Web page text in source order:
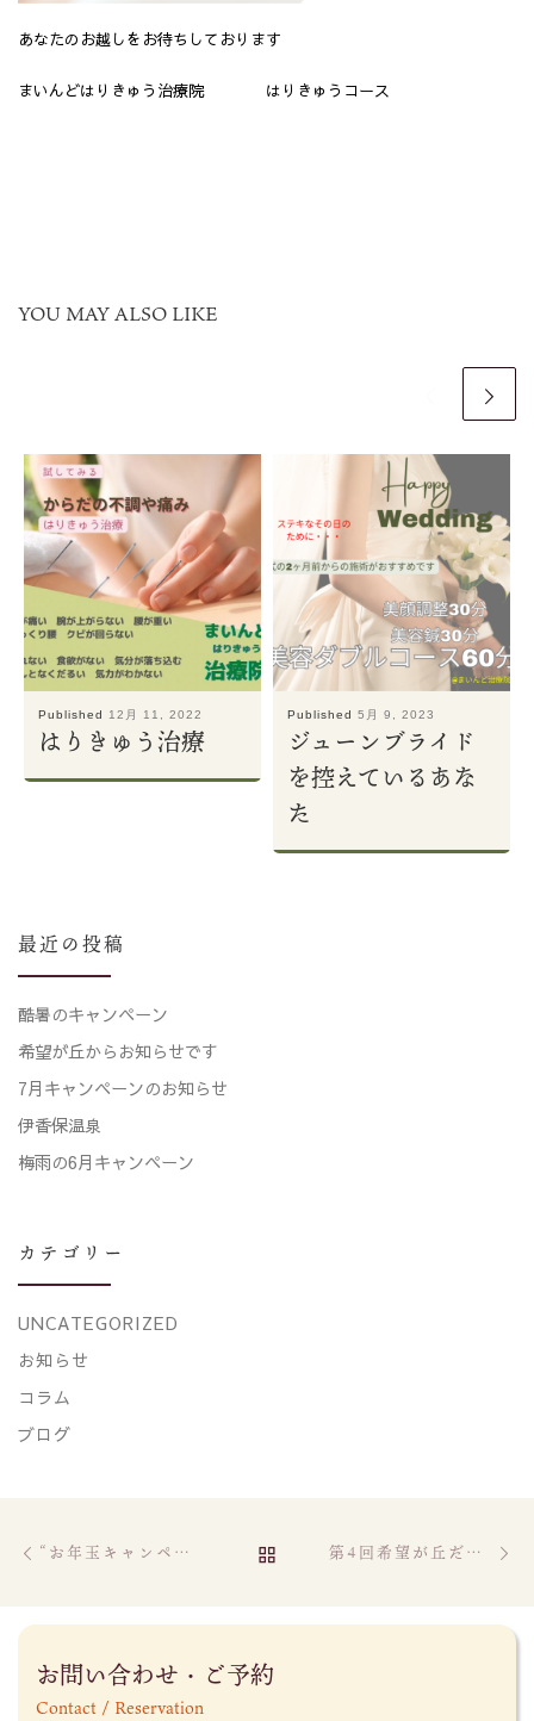
あなたのお越しをお待ちしております
まいんどはりきゅう治療院 はりきゅうコース
YOU MAY ALSO LIKE
Published 12月 11, 2022
はりきゅう治療
Published 5月 9, 2023
ジューンブライド
を控えているあな
た
最近の投稿
酷暑のキャンペーン
希望が丘からお知らせです
7月キャンペーンのお知らせ
伊香保温泉
梅雨の6月キャンペーン
カテゴリー
UNCATEGORIZED
お知らせ
コラム
ブログ
“お年玉キャンペーン” BACK TO POST LIST
第4回希望が丘だれでも本屋さん
お問い合わせ・ご予約
Contact / Reservation